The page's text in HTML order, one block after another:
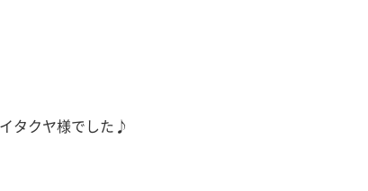
タクヤ様でした♪